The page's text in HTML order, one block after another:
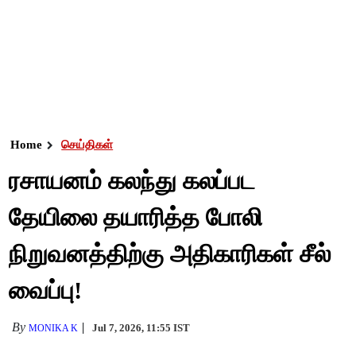
Home செய்திகள்
ரசாயனம் கலந்து கலப்பட
தேயிலை தயாரித்த போலி
நிறுவனத்திற்கு அதிகாரிகள் சீல்
வைப்பு!
ByMONIKA K Jul 7, 2026, 11:55 IST